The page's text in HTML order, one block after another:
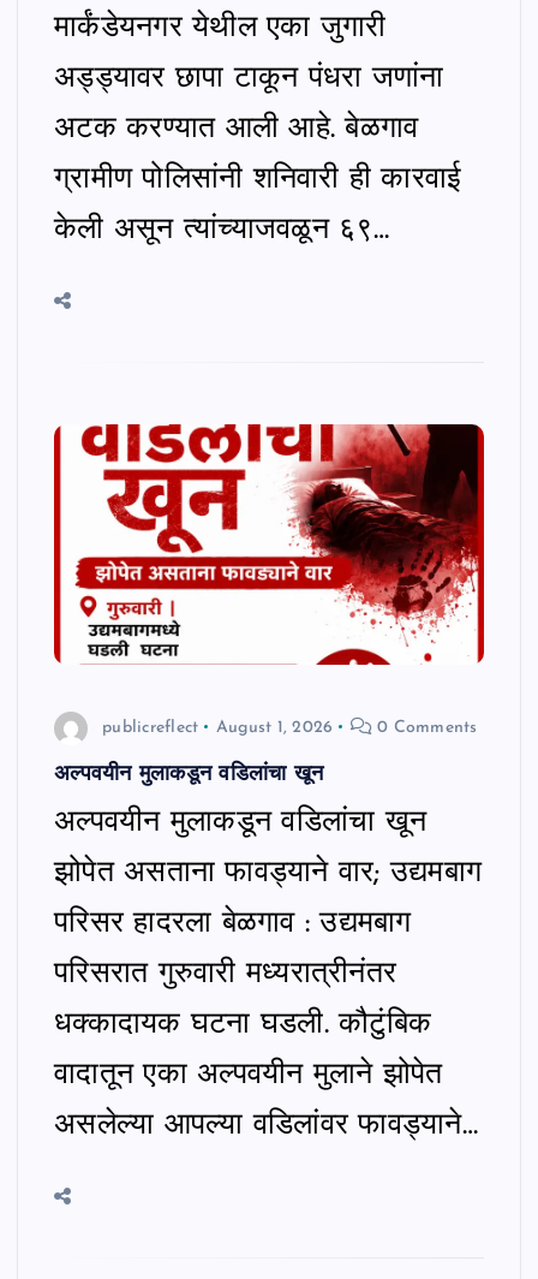
मार्कंडेयनगर येथील एका जुगारी
अड्ड्यावर छापा टाकून पंधरा जणांना
अटक करण्यात आली आहे. बेळगाव
ग्रामीण पोलिसांनी शनिवारी ही कारवाई
केली असून त्यांच्याजवळून ६९…
publicreflect August 1, 2026 0 Comments
अल्पवयीन मुलाकडून वडिलांचा खून
अल्पवयीन मुलाकडून वडिलांचा खून
झोपेत असताना फावड्याने वार; उद्यमबाग
परिसर हादरला बेळगाव : उद्यमबाग
परिसरात गुरुवारी मध्यरात्रीनंतर
धक्कादायक घटना घडली. कौटुंबिक
वादातून एका अल्पवयीन मुलाने झोपेत
असलेल्या आपल्या वडिलांवर फावड्याने…